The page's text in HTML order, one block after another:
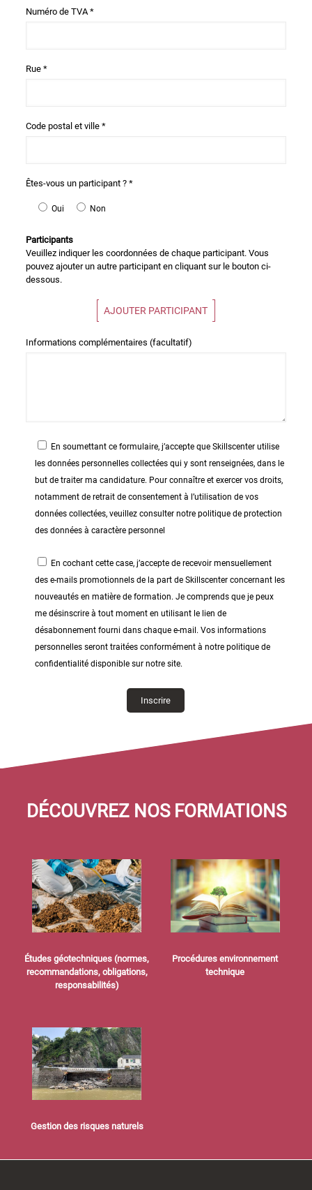
Numéro de TVA *
Rue *
Code postal et ville *
Êtes-vous un participant ? *
Oui Non
Participants
Veuillez indiquer les coordonnées de chaque participant. Vous
pouvez ajouter un autre participant en cliquant sur le bouton ci-
dessous.
AJOUTER PARTICIPANT
Informations complémentaires (facultatif)
En soumettant ce formulaire, j’accepte que Skillscenter utilise
les données personnelles collectées qui y sont renseignées, dans le
but de traiter ma candidature. Pour connaître et exercer vos droits,
notamment de retrait de consentement à l’utilisation de vos
données collectées, veuillez consulter notre politique de protection
des données à caractère personnel
En cochant cette case, j’accepte de recevoir mensuellement
des e-mails promotionnels de la part de Skillscenter concernant les
nouveautés en matière de formation. Je comprends que je peux
me désinscrire à tout moment en utilisant le lien de
désabonnement fourni dans chaque e-mail. Vos informations
personnelles seront traitées conformément à notre politique de
confidentialité disponible sur notre site.
DÉCOUVREZ NOS FORMATIONS
Études géotechniques (normes,
recommandations, obligations,
responsabilités)
Procédures environnement
technique
Gestion des risques naturels